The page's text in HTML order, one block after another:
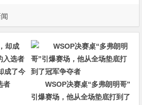
成了今
者
WSOP决赛桌“多弗朗明哥”
引爆赛场，他从全场垫底打到了